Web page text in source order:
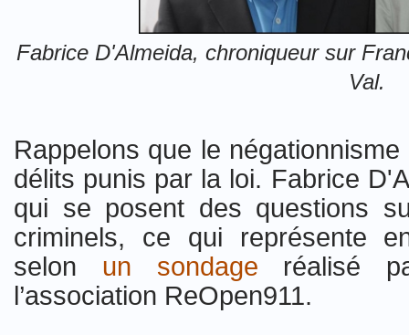
Fabrice D'Almeida, chroniqueur sur
Val.
Rappelons que le
délits punis par la loi. Fabrice
qui se posent des questions
criminels, ce qui représente
selon un sondage réalisé
l’association ReOpen911.